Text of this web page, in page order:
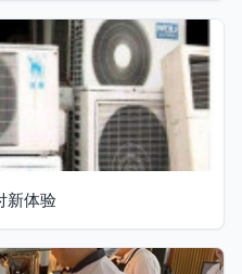
新体验